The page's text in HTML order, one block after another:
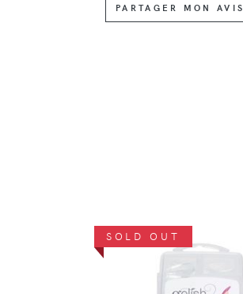
PARTAGER MON AVIS
SOLD OUT